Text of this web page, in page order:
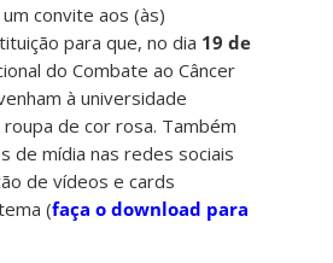
convite aos (às)
para que, no dia 19 de
do Combate ao Câncer
à universidade
de cor rosa. Também
de mídia nas redes sociais
de vídeos e cards
(faça o download para